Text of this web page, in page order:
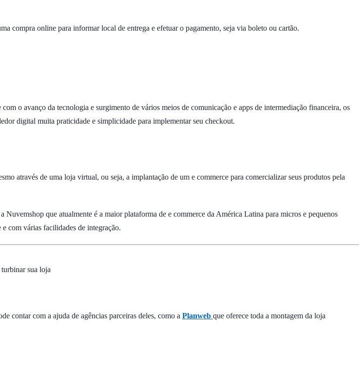
compra online para informar local de entrega e efetuar o pagamento, seja via boleto ou cartão.
o avanço da tecnologia e surgimento de vários meios de comunicação e apps de intermediação financeira, os
digital muita praticidade e simplicidade para implementar seu checkout.
através de uma loja virtual, ou seja, a implantação de um e commerce para comercializar seus produtos pela
que atualmente é a maior plataforma de e commerce da América Latina para micros e pequenos
com várias facilidades de integração.
sua loja
contar com a ajuda de agências parceiras deles, como a Planweb que oferece toda a montagem da loja